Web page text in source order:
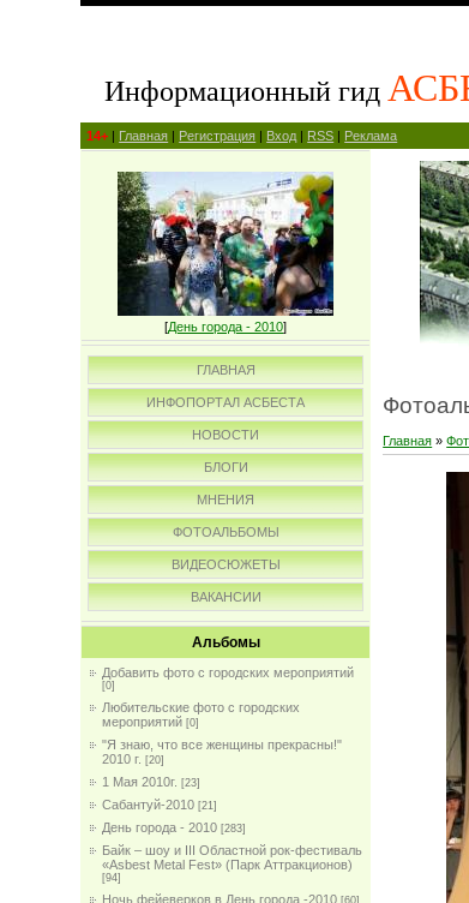
Информационный гид
14+ | Главная | Регистрация | Вход | RSS | Реклама
[День города - 2010]
ГЛАВНАЯ
ИНФОПОРТАЛ АСБЕСТА
НОВОСТИ
БЛОГИ
МНЕНИЯ
ФОТОАЛЬБОМЫ
ВИДЕОСЮЖЕТЫ
ВАКАНСИИ
Альбомы
Добавить фото с городских мероприятий
[0]
Любительские фото с городских
мероприятий [0]
"Я знаю, что все женщины прекрасны!"
2010 г. [20]
1 Мая 2010г. [23]
Сабантуй-2010 [21]
День города - 2010 [283]
Байк – шоу и III Областной рок-фестиваль
«Asbest Metal Fest» (Парк Аттракционов)
[94]
Ночь фейеверков в День города -2010 [60]
Главная »